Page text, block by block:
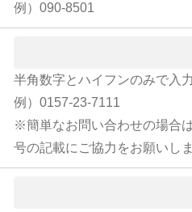
例）090-8501
半角数字とハイフンのみで入力
例）0157-23-7111
※簡単なお問い合わせの場合
号の記載にご協力をお願いし